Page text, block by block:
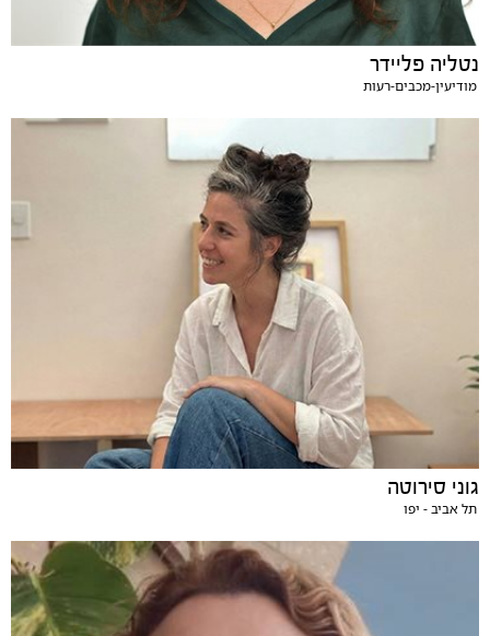
נטליה פליידר
מודיעין-מכבים-רעות
גוני סירוטה
תל אביב - יפו